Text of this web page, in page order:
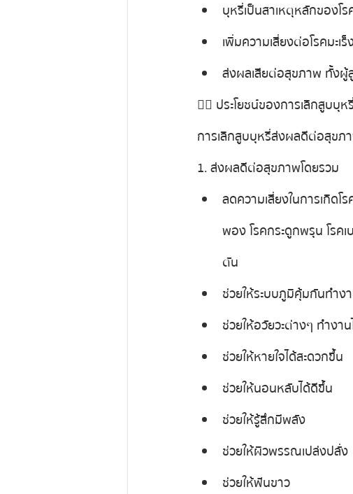
บุหรี่เป็นสาเหตุหลักของโร
เพิ่มความเสี่ยงต่อโรคมะเ
ส่งผลเสียต่อสุขภาพ ทั้งผู้
👉🏻 ประโยชน์ของการเลิกสูบบุหรี่
การเลิกสูบบุหรี่   ส่งผลดีต่อสุข
1. ส่งผลดีต่อสุขภาพโดยรวม
ลดความเสี่ยงในการเกิดโ
พอง โรคกระดูกพรุน โรค
ตัน
ช่วยให้ระบบภูมิคุ้มกันทำง
ช่วยให้อวัยวะต่างๆ ทำงา
ช่วยให้หายใจได้สะดวกขึ้น
ช่วยให้นอนหลับได้ดีขึ้น
ช่วยให้รู้สึกมีพลัง
ช่วยให้ผิวพรรณเปล่งปลั่ง
ช่วยให้ฟันขาว